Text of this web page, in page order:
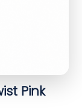
Pink